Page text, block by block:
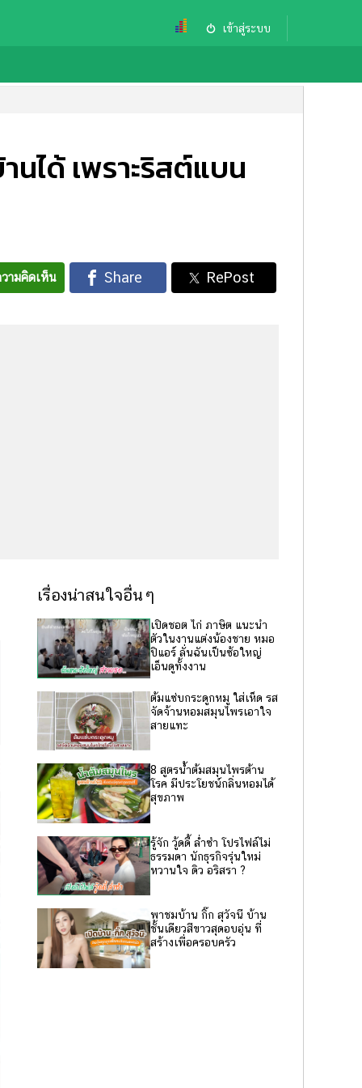
เข้าสู่ระบบ
ได้ เพราะริสต์แบน
ามคิดเห็น
เรื่องน่าสนใจอื่นๆ
เปิดชอต ไก่ ภาษิต แนะนำ
ตัวในงานแต่งน้องชาย หมอ
ปิแอร์ ลั่นฉันเป็นซ้อใหญ่
เอ็นดูทั้งงาน
ต้มแซ่บกระดูกหมู ใส่เห็ด รส
จัดจ้านหอมสมุนไพรเอาใจ
สายแทะ
8 สูตรน้ำต้มสมุนไพรต้าน
โรค มีประโยชน์กลิ่นหอมได้
สุขภาพ
รู้จัก วู้ดดี้ ล่ำซำ โปรไฟล์ไม่
ธรรมดา นักธุรกิจรุ่นใหม่
หวานใจ ดิว อริสรา ?
พาชมบ้าน กิ๊ก สุวัจนี บ้าน
ชั้นเดียวสีขาวสุดอบอุ่น ที่
สร้างเพื่อครอบครัว